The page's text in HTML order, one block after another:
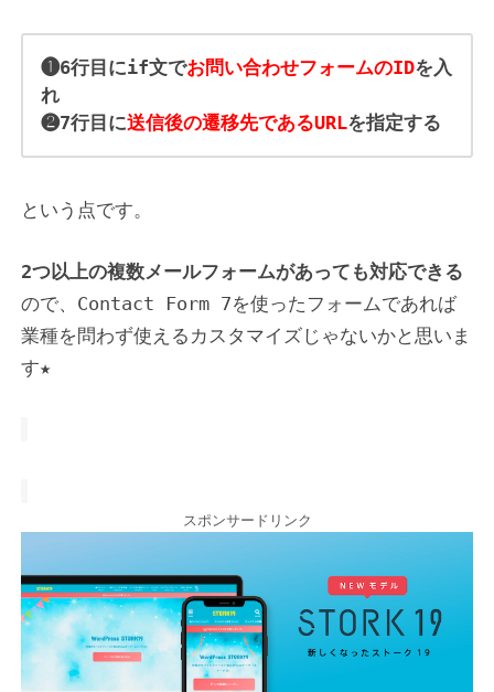
❶6行目にif文でお問い合わせフォームのIDを入
れ
❷7行目に送信後の遷移先であるURLを指定する
という点です。
2つ以上の複数メールフォームがあっても対応できる
ので、Contact Form 7を使ったフォームであれば
業種を問わず使えるカスタマイズじゃないかと思いま
す★
スポンサードリンク